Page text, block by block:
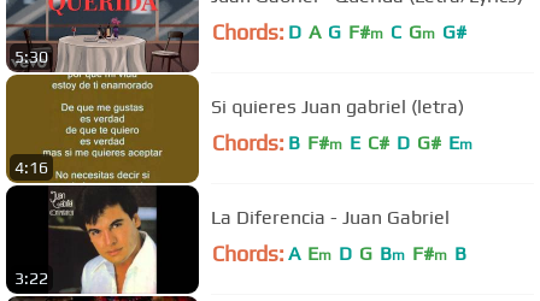
5:30
Chords: D A G F#m C Gm G#
4:16
Si quieres Juan gabriel (letra)
Chords: B F#m E C# D G# Em
3:22
La Diferencia - Juan Gabriel
Chords: A Em D G Bm F#m B